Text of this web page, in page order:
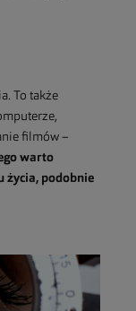
To także
filmów –
warto
życia, podobnie